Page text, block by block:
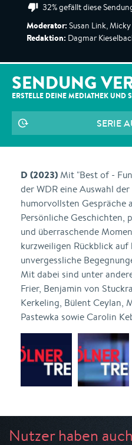
32% gefällt diese
Moderator: Susan Link,
Redaktion: Dagmar
SENDUNG
ERSTELLE DEINE MEDIATHEK UND
SERIE
D (2023) Mit "Best of -
der WDR eine Auswahl
humorvollsten Gespräche
Persönliche Geschichten,
und überraschende
kurzweiligen Rückblick
unvergessliche
Mit dabei sind unter
Frier, Benjamin von
Kerkeling, Bülent Ceylan,
Pastewka sowie Carolin
Nutzer haben